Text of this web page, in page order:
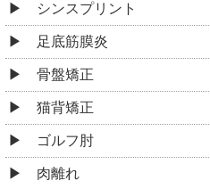
シンスプリント
足底筋膜炎
骨盤矯正
猫背矯正
ゴルフ肘
肉離れ